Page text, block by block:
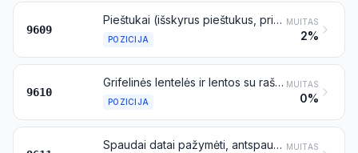
9609
Pieštukai (išskyrus pieštukus, priskiriamus 9608 pozicijai), spalvotieji pieštukai, pieštukų šerdelės, pastelės, angliniai pieštukai, rašymo arba piešimo kreidelės ir siuvėjų kreidelės
POZICIJA
MUITAS
2%
9610
Grifelinės lentelės ir lentos su rašyti arba piešti pritaikytais paviršiais, įrėmintos arba neįrėmintos
POZICIJA
MUITAS
0%
Spaudai datai pažymėti, antspaudui uždėti arba numeriui nurodyti ir panašūs rankiniai įtaisai (įskaitant įtaisus etiketėms atspausti arba įspausti); rankiniai rinktuvai ir rankiniai spaudos rinkiniai, kurių sudėtyje yra tokių rinktuvų MUITAS